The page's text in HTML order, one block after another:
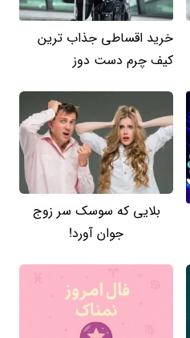
خرید اقساطی جذاب ترین
کیف چرم دست دوز
بلایی که سوسک سر زوج
جوان آورد!